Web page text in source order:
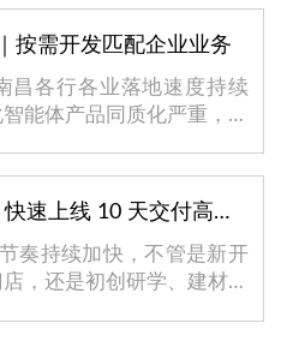
按需开发匹配企业业务
昌各行各业落地速度持续
能体产品同质化严重，大
南昌 AI 小程序开发｜快速上线 10 天交付高效省心
奏持续加快，不管是新开
，还是初创研学、建材商